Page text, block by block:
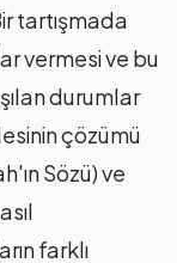
tartışmada
vermesi ve bu
durumlar
çözümü
Sözü) ve
farklı